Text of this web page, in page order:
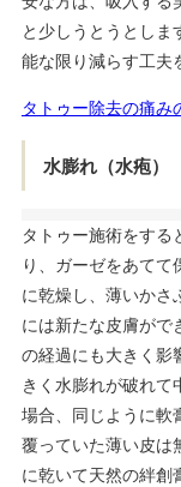
と少しうとうとしま
能な限り減らす工夫
タトゥー除去の痛み
水膨れ（水疱）
タトゥー施術をする
り、ガーゼをあてて
に乾燥し、薄いかさ
には新たな皮膚がで
の経過にも大きく影
きく水膨れが破れて
場合、同じように軟
覆っていた薄い皮は
に乾いて天然の絆創